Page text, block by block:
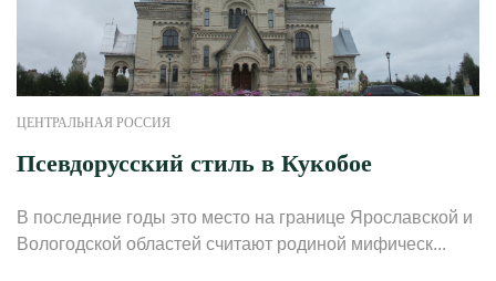
ЦЕНТРАЛЬНАЯ РОССИЯ
Псевдорусский стиль в Кукобое
В последние годы это место на границе Ярославской и
Вологодской областей считают родиной мифическ...